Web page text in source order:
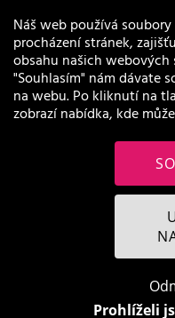
©
Náš web používá
procházení stránek,
obsahu našich
"Souhlasím" nám dávate
na webu. Po kliknutí na
zobrazí nabídka, kde
Prohlíželi